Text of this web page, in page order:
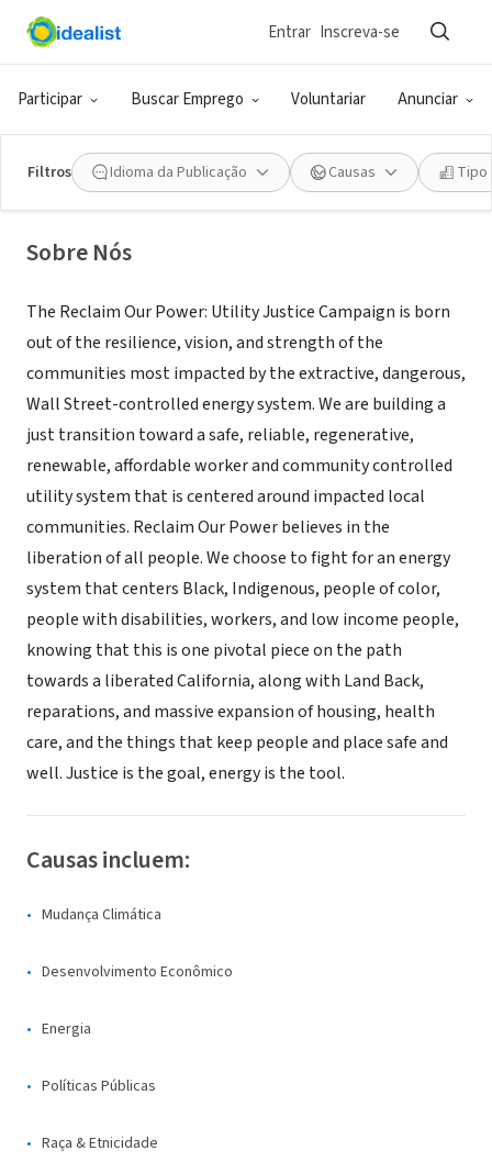
Participar Buscar Emprego Voluntariar Anunciar
Entrar Inscreva-se
Filtros Idioma da Publicação Causas Tipo
ONG (SETOR SOCIAL)
Reclaim Our Power: Utility Justice
Campaign
Oakland, CA|reclaimourpowerca.org/
Sobre Nós
The Reclaim Our Power: Utility Justice Campaign is born
out of the resilience, vision, and strength of the
communities most impacted by the extractive, dangerous,
Wall Street-controlled energy system. We are building a
just transition toward a safe, reliable, regenerative,
renewable, affordable worker and community controlled
utility system that is centered around impacted local
communities. Reclaim Our Power believes in the
liberation of all people. We choose to fight for an energy
system that centers Black, Indigenous, people of color,
people with disabilities, workers, and low income people,
knowing that this is one pivotal piece on the path
towards a liberated California, along with Land Back,
reparations, and massive expansion of housing, health
care, and the things that keep people and place safe and
well. Justice is the goal, energy is the tool.
Causas incluem:
Mudança Climática
Desenvolvimento Econômico
Energia
Políticas Públicas
Raça & Etnicidade